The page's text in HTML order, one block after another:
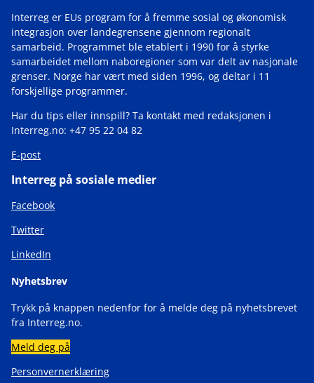
Interreg er EUs program for å fremme sosial og økonomisk
integrasjon over landegrensene gjennom regionalt
samarbeid. Programmet ble etablert i 1990 for å styrke
samarbeidet mellom naboregioner som var delt av nasjonale
grenser. Norge har vært med siden 1996, og deltar i 11
forskjellige programmer.
Har du tips eller innspill? Ta kontakt med redaksjonen i
Interreg.no: +47 95 22 04 82
E-post
Interreg på sosiale medier
Facebook
Twitter
LinkedIn
Nyhetsbrev
Trykk på knappen nedenfor for å melde deg på nyhetsbrevet
fra Interreg.no.
Meld deg på
Personvernerklæring